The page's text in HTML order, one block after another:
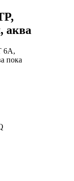
аква
6А,
пока